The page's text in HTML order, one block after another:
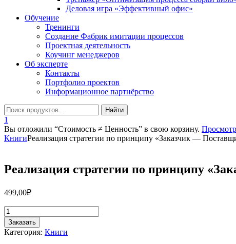
Деловая игра «Эффективный офис»
Обучение
Тренинги
Создание Фабрик имитации процессов
Проектная деятельность
Коучинг менеджеров
Об эксперте
Контакты
Портфолио проектов
Информационное партнёрство
1
Вы отложили “Стоимость ≠ Ценность” в свою корзину.
КнигиРеализация стратегии по принципу «Заказчик —
Реализация стратегии по принципу
499,00₽
Количество
товара
Реализация
стратегии
Заказать
Категория: Книги